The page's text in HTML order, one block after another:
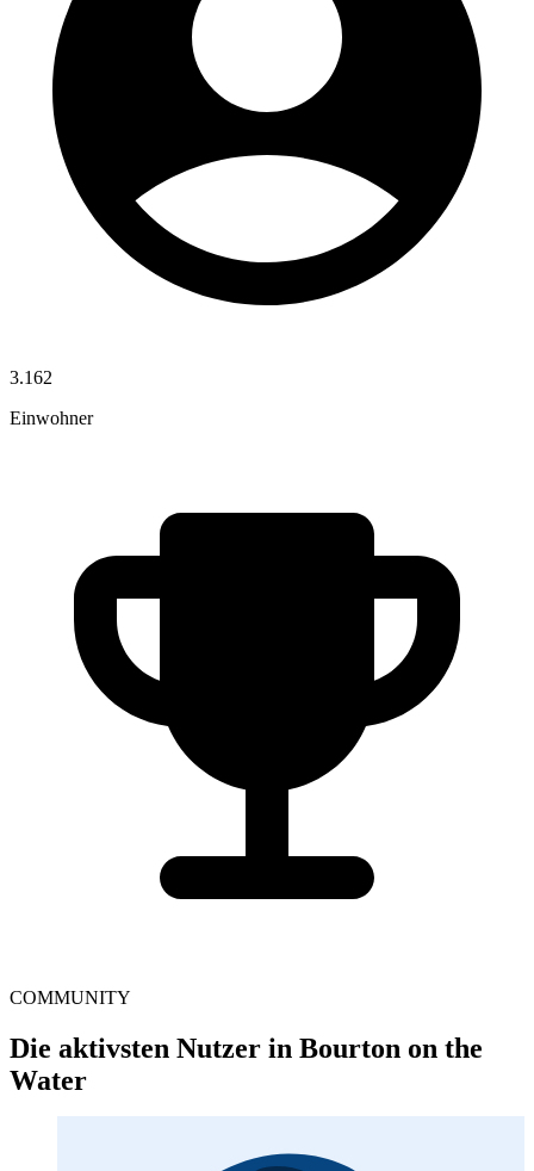
3.162
Einwohner
COMMUNITY
Die aktivsten Nutzer in Bourton on the
Water